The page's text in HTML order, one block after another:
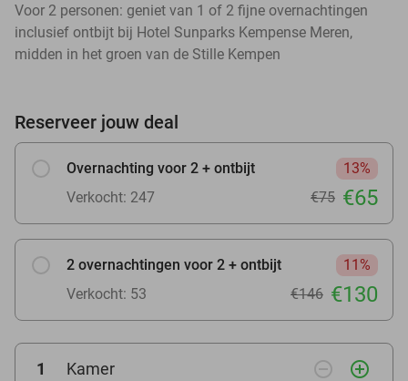
Voor 2 personen: geniet van 1 of 2 fijne overnachtingen
inclusief ontbijt bij Hotel Sunparks Kempense Meren,
midden in het groen van de Stille Kempen
Reserveer jouw deal
Overnachting voor 2 + ontbijt
13%
Verkocht: 247
€75 €65
2 overnachtingen voor 2 + ontbijt
11%
Verkocht: 53
€146 €130
1 Kamer remove_circle_outline add_circle_outline